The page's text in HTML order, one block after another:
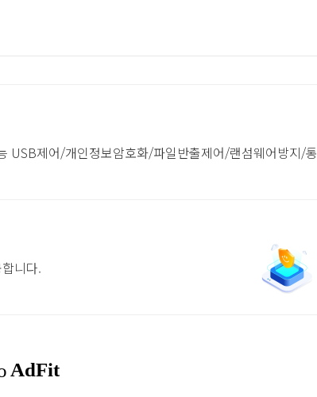
USB제어/개인정보암호화/파일반출제어/랜섬웨어방지/통
니다.